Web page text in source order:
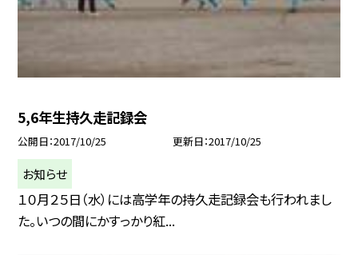
5,6年生持久走記録会
公開日 2017/10/25 更新日 2017/10/25
お知らせ
１０月２５日（水）には高学年の持久走記録会も行われまし
た。いつの間にかすっかり紅...